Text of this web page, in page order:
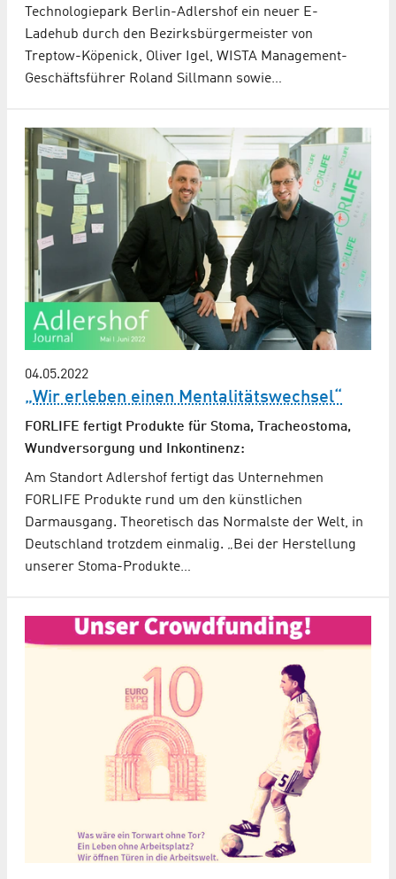
Technologiepark Berlin-Adlershof ein neuer E-
Ladehub durch den Bezirksbürgermeister von
Treptow-Köpenick, Oliver Igel, WISTA Management-
Geschäftsführer Roland Sillmann sowie…
04.05.2022
„Wir erleben einen Mentalitätswechsel“
FORLIFE fertigt Produkte für Stoma, Tracheostoma,
Wundversorgung und Inkontinenz:
Am Standort Adlershof fertigt das Unternehmen
FORLIFE Produkte rund um den künstlichen
Darmausgang. Theoretisch das Normalste der Welt, in
Deutschland trotzdem einmalig. „Bei der Herstellung
unserer Stoma-Produkte…